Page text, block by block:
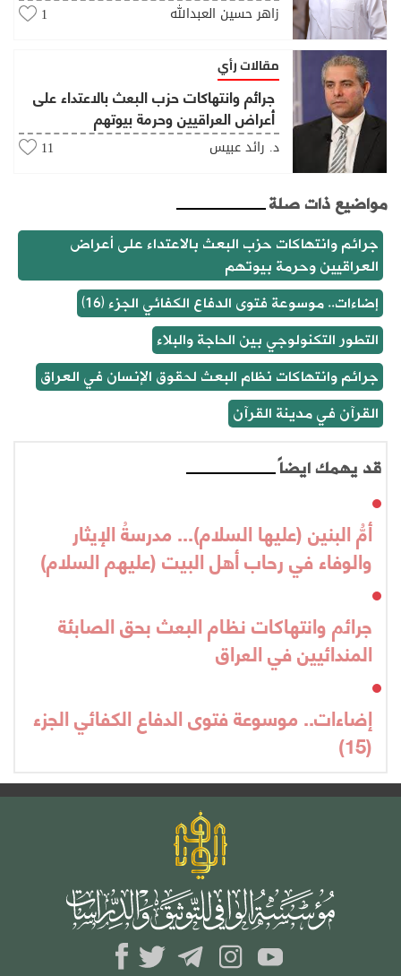
زاهر حسين العبدالله 1
مقالات رأي
جرائم وانتهاكات حزب البعث بالاعتداء على
أعراض العراقيين وحرمة بيوتهم
د. رائد عبيس 11
مواضيع ذات صلة
جرائم وانتهاكات حزب البعث بالاعتداء على أعراض
العراقيين وحرمة بيوتهم
إضاءات.. موسوعة فتوى الدفاع الكفائي الجزء (16)
التطور التكنولوجي بين الحاجة والبلاء
جرائم وانتهاكات نظام البعث لحقوق الإنسان في العراق
القرآن في مدينة القرآن
قد يهمك ايضاً
أمُّ البنين (عليها السلام)... مدرسةُ الإيثار
والوفاء في رحاب أهل البيت (عليهم السلام)
جرائم وانتهاكات نظام البعث بحق الصابئة
المندائيين في العراق
إضاءات.. موسوعة فتوى الدفاع الكفائي الجزء
(15)